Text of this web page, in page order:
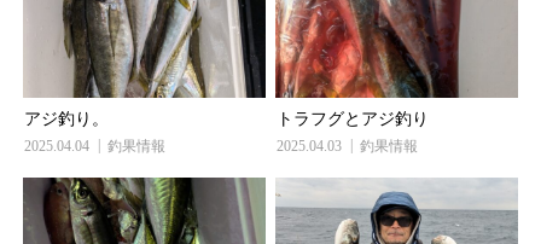
アジ釣り。
2025.04.04 釣果情報
トラフグとアジ釣り
2025.04.03 釣果情報